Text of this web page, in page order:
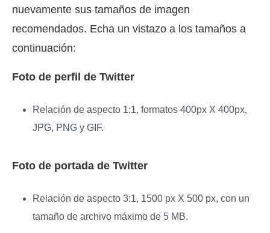
nuevamente sus tamaños de imagen
recomendados. Echa un vistazo a los tamaños a
continuación:
Foto de perfil de Twitter
Relación de aspecto 1:1, formatos 400px X 400px,
JPG, PNG y GIF.
Foto de portada de Twitter
Relación de aspecto 3:1, 1500 px X 500 px, con un
tamaño de archivo máximo de 5 MB.